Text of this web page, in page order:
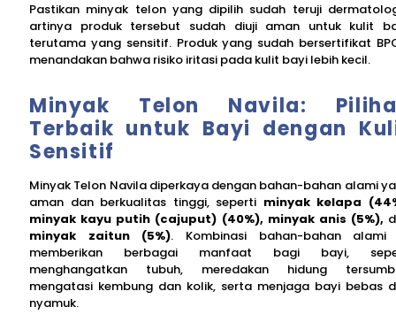
Pastikan minyak telon yang dipilih sudah teruji
artinya produk tersebut sudah diuji aman untuk kulit
terutama yang sensitif. Produk yang sudah bersertifikat
menandakan bahwa risiko iritasi pada kulit bayi lebih kecil.
Minyak Telon Navila:
Terbaik untuk Bayi dengan
Sensitif
Minyak Telon Navila diperkaya dengan bahan-bahan alami
aman dan berkualitas tinggi, seperti minyak kelapa
minyak kayu putih (cajuput) (40%), minyak anis (5%),
minyak zaitun (5%). Kombinasi bahan-bahan alami
memberikan berbagai manfaat bagi bayi,
menghangatkan tubuh, meredakan hidung
mengatasi kembung dan kolik, serta menjaga bayi bebas
nyamuk.